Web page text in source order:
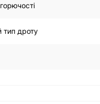
тип дроту